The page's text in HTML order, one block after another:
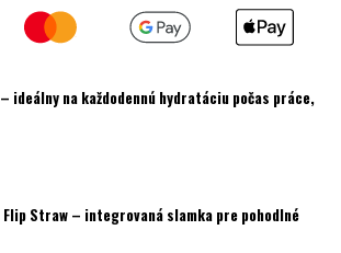
– ideálny na každodennú hydratáciu počas práce,
Flip Straw – integrovaná slamka pre pohodlné